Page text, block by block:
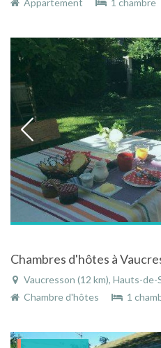
Vaucresson (12 km), Hauts-
Chambre d'hôtes
1